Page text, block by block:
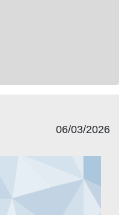
06/03/2026